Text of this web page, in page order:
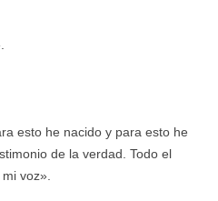
esto he nacido y para esto he
de la verdad. Todo el
voz».